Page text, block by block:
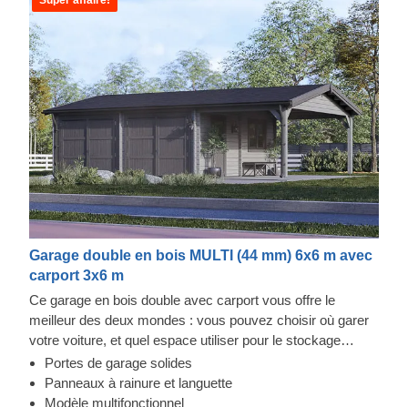
Garage double en bois MULTI (44 mm) 6x6 m avec
carport 3x6 m
Ce garage en bois double avec carport vous offre le
meilleur des deux mondes : vous pouvez choisir où garer
votre voiture, et quel espace utiliser pour le stockage
d'objets ou d'autres véhicules. Désormais, vous n'aurez
plus à choisir. Profitez du luxe d'avoir un espace de
stockage sécurisé pour votre véhicule, vous pourriez
Portes de garage solides
Panneaux à rainure et languette
Modèle multifonctionnel